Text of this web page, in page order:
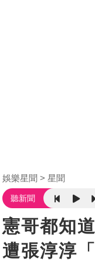
娛樂星聞 星聞
聽新聞
憲哥都知
遭張淳淳